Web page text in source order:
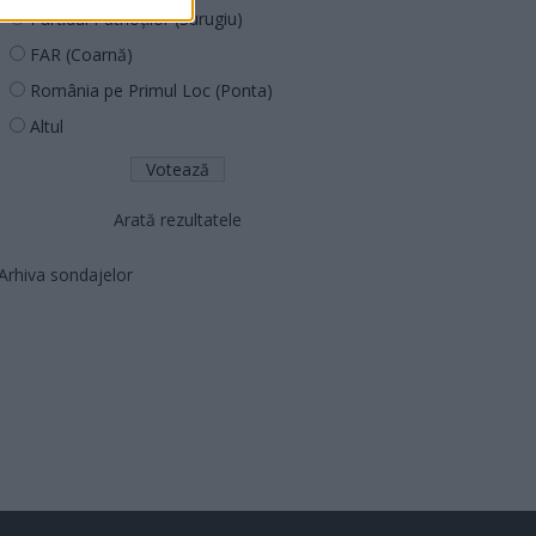
Partidul Patrioților (Surugiu)
FAR (Coarnă)
România pe Primul Loc (Ponta)
Altul
Arată rezultatele
sondajelor